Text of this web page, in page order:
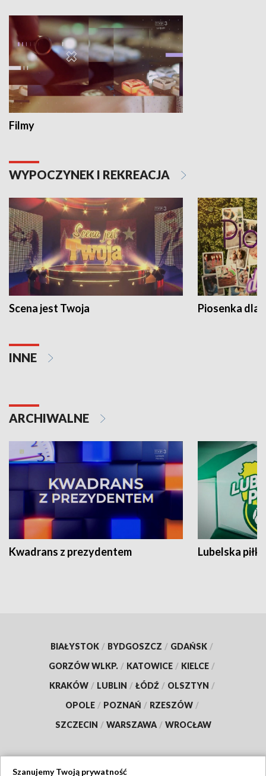
Filmy
WYPOCZYNEK I REKREACJA
Scena jest Twoja Piosenka dla
INNE
ARCHIWALNE
Kwadrans z prezydentem Lubelska piłka
BIAŁYSTOK / BYDGOSZCZ / GDAŃSK /
GORZÓW WLKP. / KATOWICE / KIELCE /
KRAKÓW / LUBLIN / ŁÓDŹ / OLSZTYN /
OPOLE / POZNAŃ / RZESZÓW /
SZCZECIN / WARSZAWA / WROCŁAW
Szanujemy Twoją prywatność